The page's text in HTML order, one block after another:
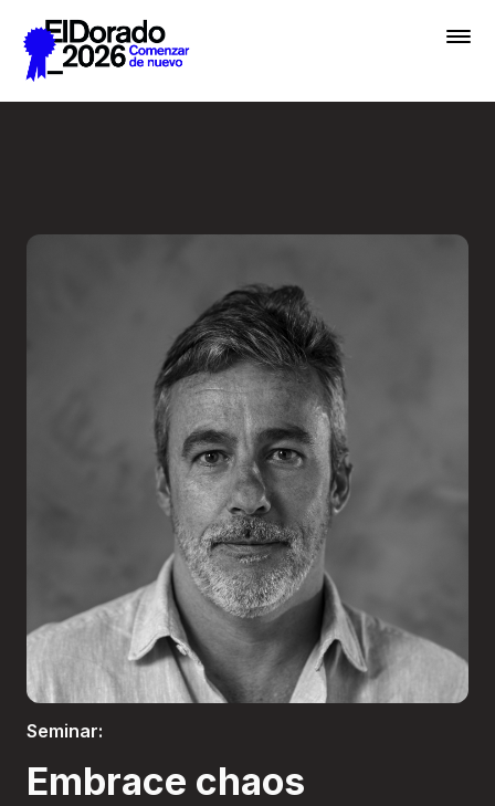
Saltar al contenido principal
Inscribir
Boletería
Seminar:
Embrace chaos